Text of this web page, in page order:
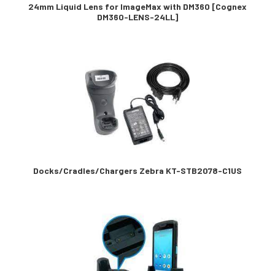
24mm Liquid Lens for ImageMax with DM360 [Cognex
DM360-LENS-24LL]
Docks/Cradles/Chargers Zebra KT-STB2078-C1US